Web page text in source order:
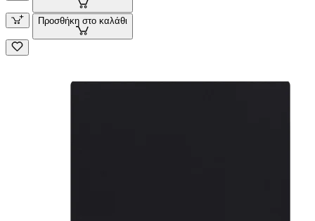
Προσθήκη στο καλάθι